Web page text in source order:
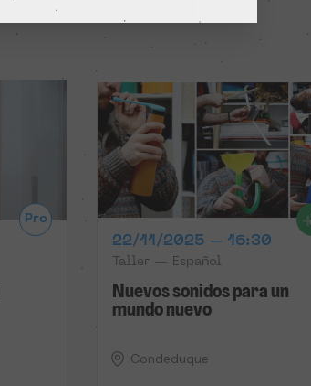
Pro
22/11/2025 – 16:30
Taller — Español
Nuevos sonidos para un
mundo nuevo
Condeduque